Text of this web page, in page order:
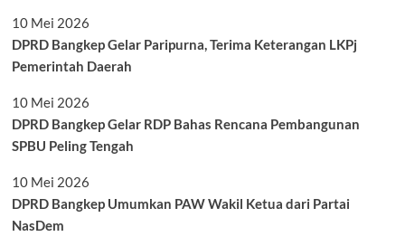
10 Mei 2026
DPRD Bangkep Gelar Paripurna, Terima Keterangan LKPj
Pemerintah Daerah
10 Mei 2026
DPRD Bangkep Gelar RDP Bahas Rencana Pembangunan
SPBU Peling Tengah
10 Mei 2026
DPRD Bangkep Umumkan PAW Wakil Ketua dari Partai
NasDem